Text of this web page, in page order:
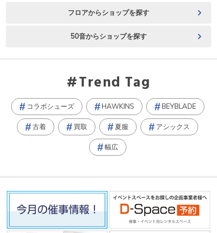
フロアからショップを探す
50音からショップを探す
Trend Tag
コラボシューズ HAWKINS BEYBLADE
古着 買取 夏服 アシックス
幅広